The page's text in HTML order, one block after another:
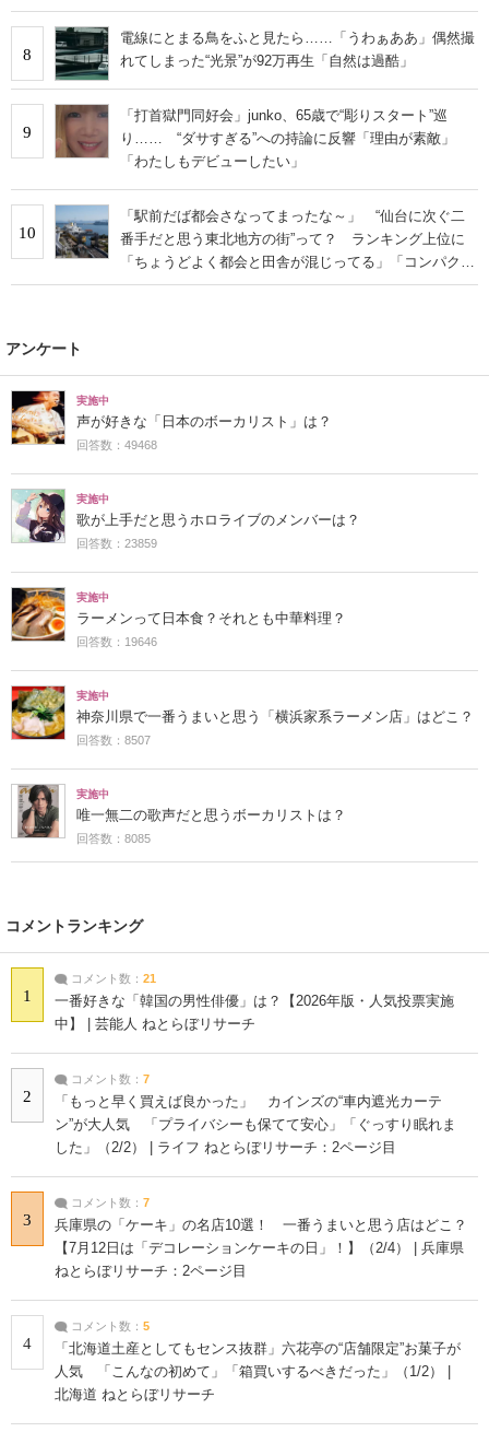
8
電線にとまる鳥をふと見たら……「うわぁああ」偶然撮
れてしまった“光景”が92万再生「自然は過酷」
9
「打首獄門同好会」junko、65歳で“彫りスタート”巡
り…… “ダサすぎる”への持論に反響「理由が素敵」
「わたしもデビューしたい」
10
「駅前だば都会さなってまったな～」 “仙台に次ぐ二
番手だと思う東北地方の街”って？ ランキング上位に
「ちょうどよく都会と田舎が混じってる」「コンパクト
にまとまったいい街」の声
アンケート
実施中
声が好きな「日本のボーカリスト」は？
回答数：49468
実施中
歌が上手だと思うホロライブのメンバーは？
回答数：23859
実施中
ラーメンって日本食？それとも中華料理？
回答数：19646
実施中
神奈川県で一番うまいと思う「横浜家系ラーメン店」はどこ？
回答数：8507
実施中
唯一無二の歌声だと思うボーカリストは？
回答数：8085
コメントランキング
1
コメント数： 21
一番好きな「韓国の男性俳優」は？【2026年版・人気投票実施
中】 | 芸能人 ねとらぼリサーチ
2
コメント数： 7
「もっと早く買えば良かった」 カインズの“車内遮光カーテ
ン”が大人気 「プライバシーも保てて安心」「ぐっすり眠れま
した」（2/2） | ライフ ねとらぼリサーチ：2ページ目
3
コメント数： 7
兵庫県の「ケーキ」の名店10選！ 一番うまいと思う店はどこ？
【7月12日は「デコレーションケーキの日」！】（2/4） | 兵庫県
ねとらぼリサーチ：2ページ目
4
コメント数： 5
「北海道土産としてもセンス抜群」六花亭の“店舗限定”お菓子が
人気 「こんなの初めて」「箱買いするべきだった」（1/2） |
北海道 ねとらぼリサーチ